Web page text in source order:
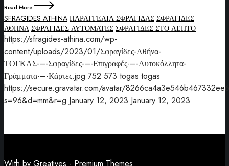
Read More
SFRAGIDES ATHINA ΠΑΡΑΓΓΕΛΙΑ ΣΦΡΑΓΙΔΑΣ ΣΦΡΑΓΙΔΕΣ
ΑΘΗΝΑ ΣΦΡΑΓΙΔΕΣ ΑΥΤΟΜΑΤΕΣ ΣΦΡΑΓΙΔΕΣ ΣΤΟ ΛΕΠΤΟ
https://sfragides-athina.com/wp-
content/uploads/2023/01/Σφραγίδες-Αθήνα-
ΤΟΓΚΑΣ-–-Σφραγίδες-–-Επιγραφές-–-Αυτοκόλλητα-
Γράμματα-–-Κάρτες.jpg 752 573 togas togas
https://secure.gravatar.com/avatar/
s=96&d=mm&r=g January 12, 2023 January 12, 2023